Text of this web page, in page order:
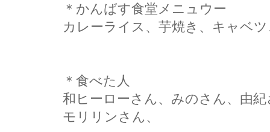
＊かんばす食堂メニュウー
カレーライス、芋焼き、キャベ
＊食べた人
和ヒーローさん、みのさん、由
モリリンさん、